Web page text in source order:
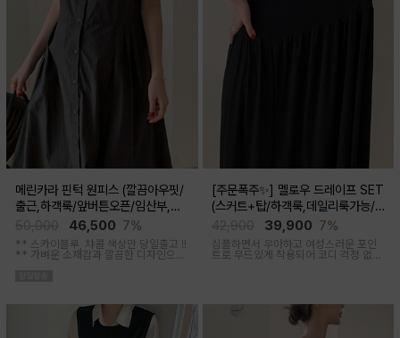
메린카라 핀턱 원피스 (깔끔아우핏/
출근,하객룩/앞버튼오픈/임산부,출
산후 착용가능)46,500 7%
** 스카이블루, 챠콜 색상만 당일출고 !!
** 가벼운 소재감과 깔끔한 디자인으로
[주문폭주✨] 멜로우 드레이프 SET
(스커트+탑/하객룩,데일리룩가능/
임산부,출산후 착용가능)
39,900 7%
심플하면서 우아하고 여성스러운 포인
트로 무드있게 착용되어 코디 걱정 없는